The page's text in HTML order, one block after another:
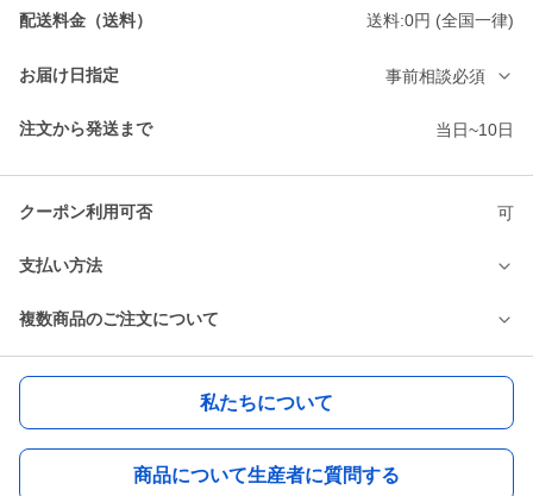
配送料金（送料） 送料:0円 (全国一律)
お届け日指定 事前相談必須
注文から発送まで 当日~10日
クーポン利用可否 可
支払い方法
複数商品のご注文について
私たちについて
商品について生産者に質問する